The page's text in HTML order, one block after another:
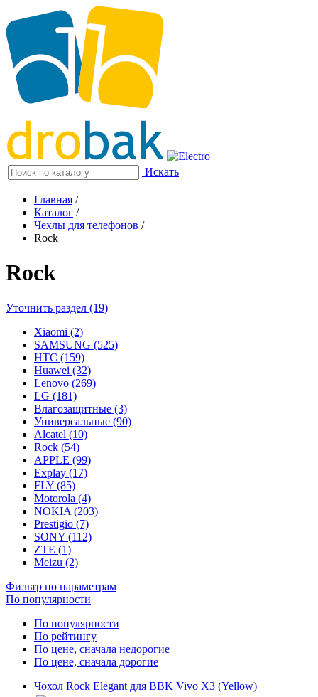
Искать
Главная /
Каталог /
Чехлы для телефонов /
Rock
Rock
Уточнить раздел (19)
Xiaomi (2)
SAMSUNG (525)
HTC (159)
Huawei (32)
Lenovo (269)
LG (181)
Влагозащитные (3)
Универсальные (90)
Alcatel (10)
Rock (54)
APPLE (99)
Explay (17)
FLY (85)
Motorola (4)
NOKIA (203)
Prestigio (7)
SONY (112)
ZTE (1)
Meizu (2)
Фильтр по параметрам
По популярности
По популярности
По рейтингу
По цене, сначала недорогие
По цене, сначала дорогие
Чохол Rock Elegant для BBK Vivo X3 (Yellow)